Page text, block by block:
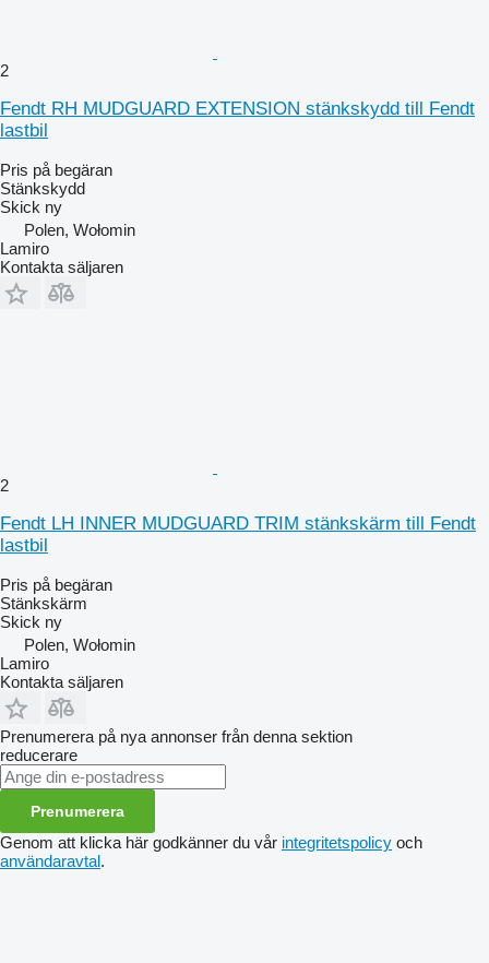
2
Fendt RH MUDGUARD EXTENSION stänkskydd till Fendt
lastbil
Pris på begäran
Stänkskydd
Skick ny
Polen, Wołomin
Lamiro
Kontakta säljaren
2
Fendt LH INNER MUDGUARD TRIM stänkskärm till Fendt
lastbil
Pris på begäran
Stänkskärm
Skick ny
Polen, Wołomin
Lamiro
Kontakta säljaren
Prenumerera på nya annonser från denna sektion
reducerare
Prenumerera
Genom att klicka här godkänner du vår integritetspolicy och
användaravtal.